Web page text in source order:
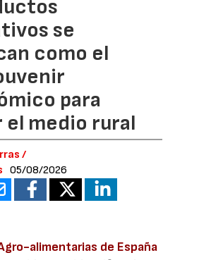
se
como el
para
el medio rural
/
05/08/2026
alimentarias de España